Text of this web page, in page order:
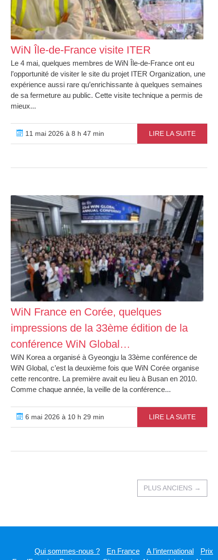
WiN Île-de-France visite ITER
Le 4 mai, quelques membres de WiN Île-de-France ont eu
l’opportunité de visiter le site du projet ITER Organization, une
expérience aussi rare qu’enrichissante à quelques semaines
de sa fermeture au public. Cette visite technique a permis de
mieux...
11 mai 2026 à 8 h 47 min LIRE LA SUITE
WiN France en Corée, quelques
impressions de la 33ème édition de la
conférence WiN Global…
WiN Korea a organisé à Gyeongju la 33ème conférence de
WiN Global, c’est la deuxième fois que WiN Corée organise
cette rencontre. La première avait eu lieu à Busan en 2010.
Comme chaque année, la veille de la conférence...
6 mai 2026 à 10 h 29 min LIRE LA SUITE
PLUS ANCIENS →
Qui sommes-nous ? En France A l’international
Prix